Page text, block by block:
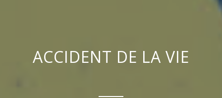
ACCIDENT DE LA VIE